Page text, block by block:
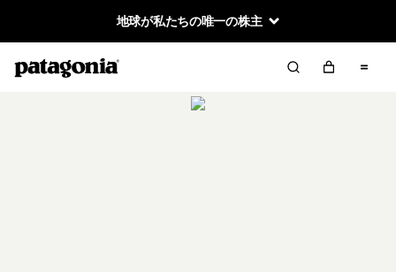
地球が私たちの唯一の株主